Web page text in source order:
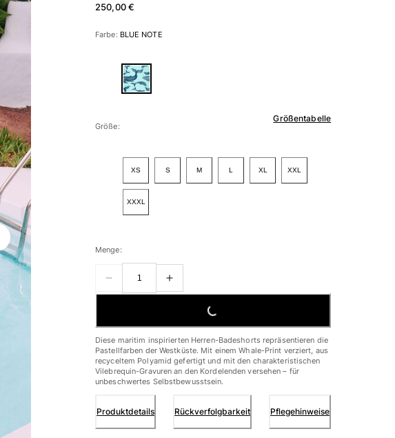
250,00 €
Farbe: BLUE NOTE
Größentabelle
Größe:
XS S M L XL XXL
XXXL
Menge:
Diese maritim inspirierten Herren-Badeshorts repräsentieren die
Pastellfarben der Westküste. Mit einem Whale-Print verziert, aus
recyceltem Polyamid gefertigt und mit den charakteristischen
Vilebrequin-Gravuren an den Kordelenden versehen – für
unbeschwertes Selbstbewusstsein.
Produktdetails Rückverfolgbarkeit Pflegehinweise